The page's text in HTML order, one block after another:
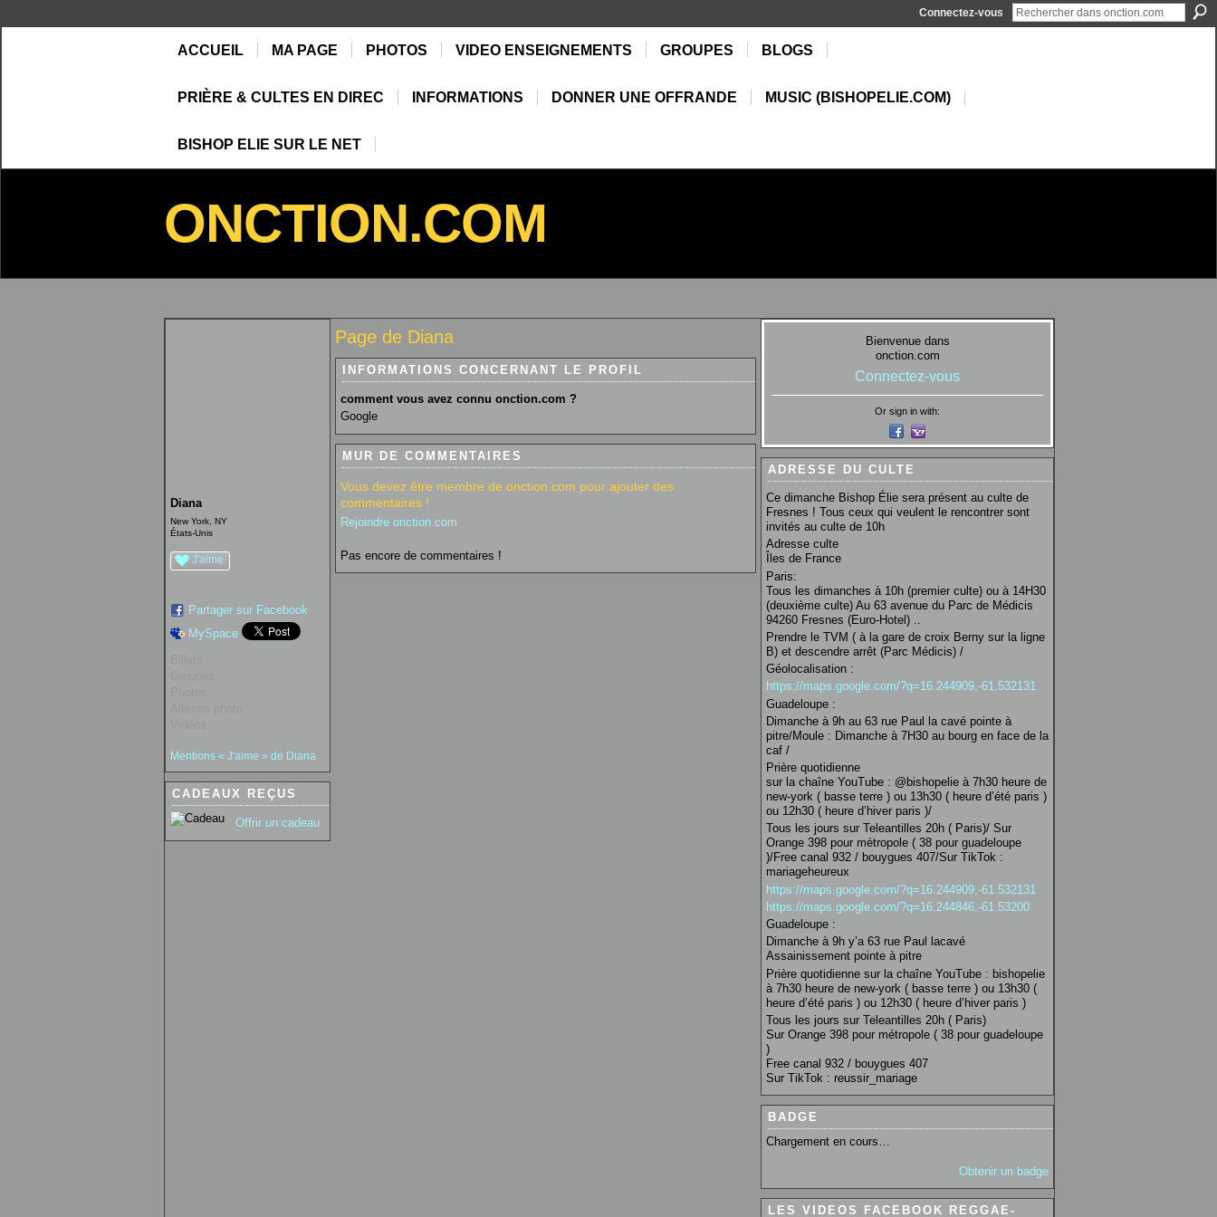
Connectez-vous
ACCUEIL MA PAGE PHOTOS VIDEO ENSEIGNEMENTS GROUPES BLOGS
PRIÈRE & CULTES EN DIREC INFORMATIONS DONNER UNE OFFRANDE MUSIC (BISHOPELIE.COM)
BISHOP ELIE SUR LE NET
ONCTION.COM
Diana
New York, NY
États-Unis
J'aime
Partager sur Facebook
MySpace
Mentions « J'aime » de Diana
CADEAUX REÇUS
Offrir un cadeau
Page de Diana
INFORMATIONS CONCERNANT LE PROFIL
comment vous avez connu onction.com ?
Google
MUR DE COMMENTAIRES
Vous devez être membre de onction.com pour ajouter des
commentaires !
Rejoindre onction.com
Pas encore de commentaires !
Bienvenue dans
onction.com
Connectez-vous
Or sign in with:
ADRESSE DU CULTE
Ce dimanche Bishop Élie sera présent au culte de
Fresnes ! Tous ceux qui veulent le rencontrer sont
invités au culte de 10h
Adresse culte
Îles de France
Paris:
Tous les dimanches à 10h (premier culte) ou à 14H30
(deuxième culte) Au 63 avenue du Parc de Médicis
94260 Fresnes (Euro-Hotel) ..
Prendre le TVM ( à la gare de croix Berny sur la ligne
B) et descendre arrêt (Parc Médicis) /
Géolocalisation :
https://maps.google.com/?q=16.244909,-61.532131
Guadeloupe :
Dimanche à 9h au 63 rue Paul la cavé pointe à
pitre/Moule : Dimanche à 7H30 au bourg en face de la
caf /
Prière quotidienne
sur la chaîne YouTube : @bishopelie à 7h30 heure de
new-york ( basse terre ) ou 13h30 ( heure d’été paris )
ou 12h30 ( heure d’hiver paris )/
Tous les jours sur Teleantilles 20h ( Paris)/ Sur
Orange 398 pour métropole ( 38 pour guadeloupe
)/Free canal 932 / bouygues 407/Sur TikTok :
mariageheureux
https://maps.google.com/?q=16.244909,-61.532131
https://maps.google.com/?q=16.244846,-61.53200
Guadeloupe :
Dimanche à 9h y’a 63 rue Paul lacavé
Assainissement pointe à pitre
Prière quotidienne sur la chaîne YouTube : bishopelie
à 7h30 heure de new-york ( basse terre ) ou 13h30 (
heure d’été paris ) ou 12h30 ( heure d’hiver paris )
Tous les jours sur Teleantilles 20h ( Paris)
Sur Orange 398 pour métropole ( 38 pour guadeloupe
)
Free canal 932 / bouygues 407
Sur TikTok : reussir_mariage
BADGE
Chargement en cours…
Obtenir un badge
LES VIDEOS FACEBOOK REGGAE-